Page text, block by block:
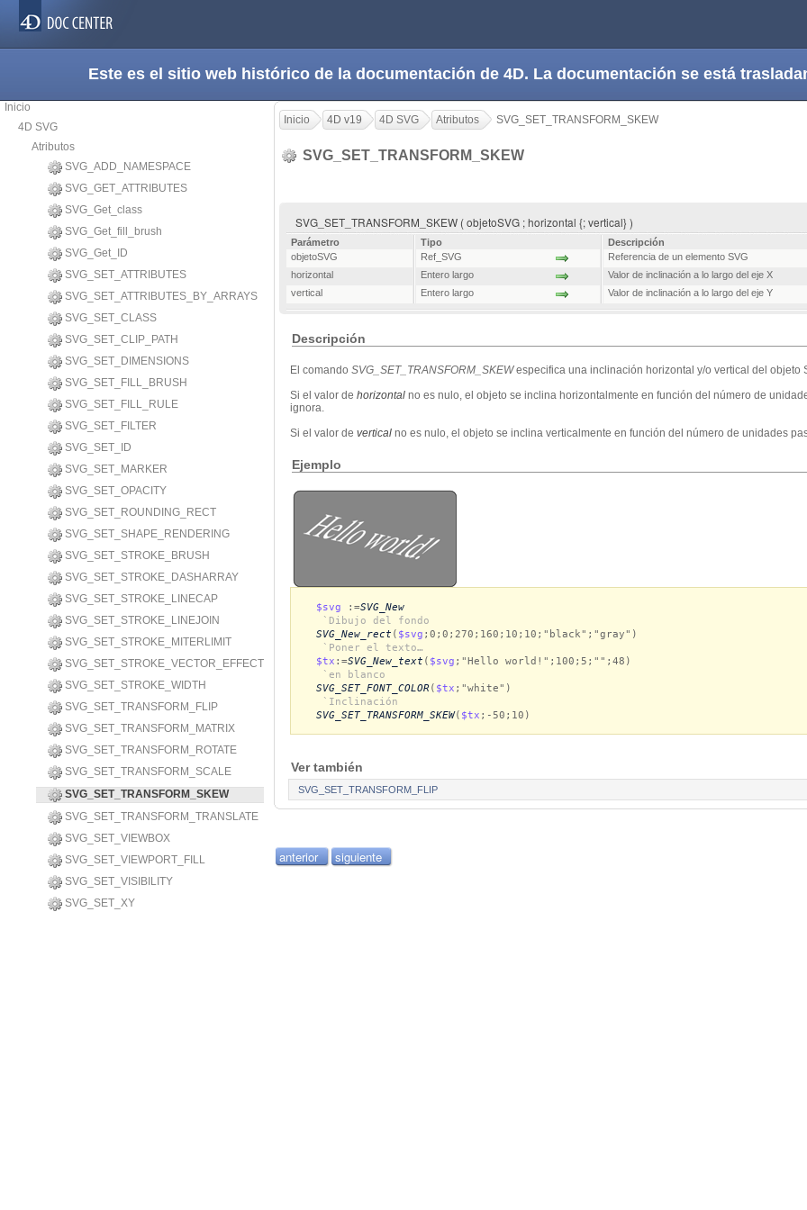
Este es el sitio web histórico de la documentación de 4D. La documentación se está
Inicio
4D SVG
Atributos
SVG_ADD_NAMESPACE
SVG_GET_ATTRIBUTES
SVG_Get_class
SVG_Get_fill_brush
SVG_Get_ID
SVG_SET_ATTRIBUTES
SVG_SET_ATTRIBUTES_BY_ARRAYS
SVG_SET_CLASS
SVG_SET_CLIP_PATH
SVG_SET_DIMENSIONS
SVG_SET_FILL_BRUSH
SVG_SET_FILL_RULE
SVG_SET_FILTER
SVG_SET_ID
SVG_SET_MARKER
SVG_SET_OPACITY
SVG_SET_ROUNDING_RECT
SVG_SET_SHAPE_RENDERING
SVG_SET_STROKE_BRUSH
SVG_SET_STROKE_DASHARRAY
SVG_SET_STROKE_LINECAP
SVG_SET_STROKE_LINEJOIN
SVG_SET_STROKE_MITERLIMIT
SVG_SET_STROKE_VECTOR_EFFECT
SVG_SET_STROKE_WIDTH
SVG_SET_TRANSFORM_FLIP
SVG_SET_TRANSFORM_MATRIX
SVG_SET_TRANSFORM_ROTATE
SVG_SET_TRANSFORM_SCALE
SVG_SET_TRANSFORM_SKEW
SVG_SET_TRANSFORM_TRANSLATE
SVG_SET_VIEWBOX
SVG_SET_VIEWPORT_FILL
SVG_SET_VISIBILITY
SVG_SET_XY
Inicio 4D v19 4D SVG Atributos SVG_SET_TRANSFORM_SKEW
SVG_SET_TRANSFORM_SKEW
SVG_SET_TRANSFORM_SKEW ( objetoSVG ; horizontal {; vertical} )
Parámetro Tipo
Descripción
objetoSVG
Ref_SVG
Referencia de un elemento SVG
horizontal
Entero largo
Valor de inclinación a lo largo del eje X
vertical
Entero largo Valor de inclinación a lo largo del eje Y
Descripción
El comando SVG_SET_TRANSFORM_SKEWespecifica una inclinación horizontal y/o vertical del objeto
Si el valor de horizontal no es nulo, el objeto se inclina horizontalmente en función del número de
ignora.
Si el valor de vertical no es nulo, el objeto se inclina verticalmente en función del número de unidades
Ejemplo
$svg :=SVG_New
`Dibujo del fondo
SVG_New_rect ( $svg ;0;0;270;160;10;10;"black";"gray")
`Poner el texto…
$tx :=SVG_New_text ( $svg ;"Hello world!";100;5;"";48)
`en blanco
SVG_SET_FONT_COLOR( $tx ;"white")
`Inclinación
SVG_SET_TRANSFORM_SKEW( $tx ;-50;10)
Ver también
SVG_SET_TRANSFORM_FLIP
anterior siguiente